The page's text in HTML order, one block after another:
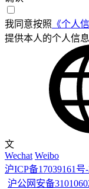
我同意按照 《个人
提供本人的个人信息
文
Wechat Weibo
沪ICP备17039161号
沪公网安备